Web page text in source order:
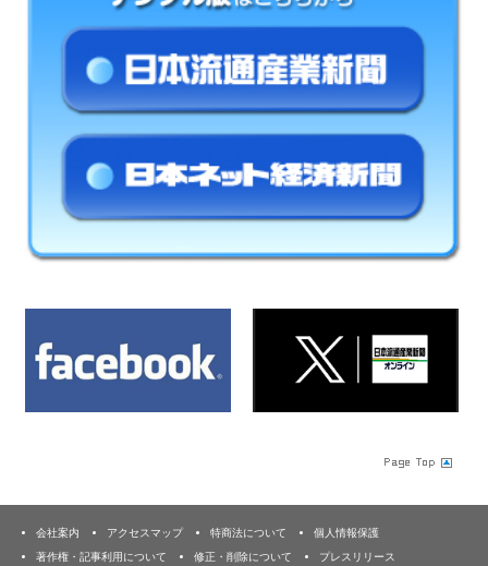
会社案内 アクセスマップ 特商法について
個人情報保護
著作権・記事利用について
修正・削除について プレスリリース